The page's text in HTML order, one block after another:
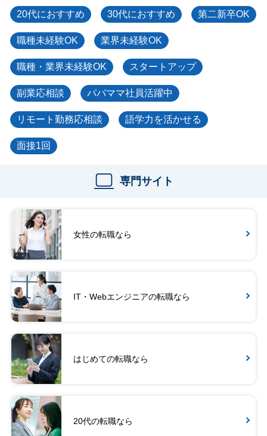
20代におすすめ 30代におすすめ 第二新卒OK
職種未経験OK 業界未経験OK
職種・業界未経験OK スタートアップ
副業応相談 パパママ社員活躍中
リモート勤務応相談 語学力を活かせる
面接1回
専門サイト
女性の転職なら
IT・Webエンジニアの転職なら
はじめての転職なら
20代の転職なら